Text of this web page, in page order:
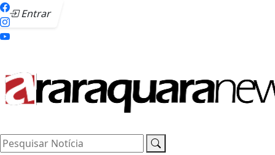
Entrar
Pesquisar Notícia